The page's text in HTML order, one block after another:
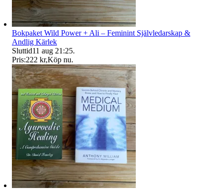
Bokpaket Wild Power + Ali – Feminint Självledarskap &
Andlig Kärlek
Sluttid11 aug 21:25.
Pris:222 kr,Köp nu.